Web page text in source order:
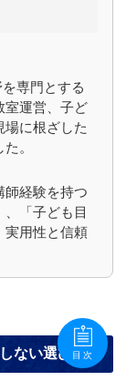
専門とする
室運営、子ど
場に根ざした
。
師経験を持つ
「子ども目
実用性と信頼
ない選び方
目次